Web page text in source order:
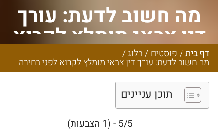
מה חשוב לדעת: עורך
דין צבאי מומלץ לקרוא
לפני בחירה דף בית/ פוסטים /בלוג/
מה חשוב לדעת: עורך דין צבאי מומלץ לקרוא לפני בחירה
תוכן עניינים
5/5 - (1 הצבעות)